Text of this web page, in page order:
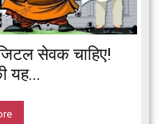
सेवक चाहिए!
यह...